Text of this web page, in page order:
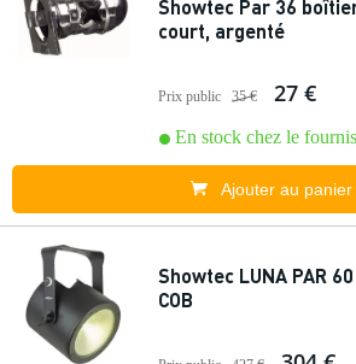
Showtec Par 36
court, argenté
Prix public 35 € 27 €
En stock chez le
Ajouter au panier
Showtec LUNA PAR
COB